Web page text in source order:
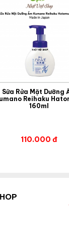
Sữa Rửa Mặt Dưỡng
Reihaku
160ml
110.000 đ